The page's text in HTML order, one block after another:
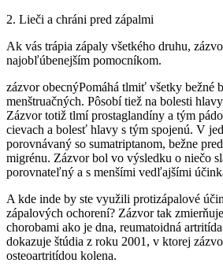
2. Lieči a chráni pred zápalmi
Ak vás trápia zápaly všetkého druhu,
najobľúbenejším pomocníkom.
zázvor obecnýPomáhá tlmiť všetky bežné
menštruačných. Pôsobí tiež na bolesti
Zázvor totiž tlmí prostaglandíny a tým
cievach a bolesť hlavy s tým spojenú. V
porovnávaný so sumatriptanom, bežne
migrénu. Zázvor bol vo výsledku o niečo
porovnateľný a s menšími vedľajšími
A kde inde by ste využili protizápalové
zápalových ochorení? Zázvor tak
chorobami ako je dna, reumatoidná
dokazuje štúdia z roku 2001, v ktorej
osteoartritídou kolena.